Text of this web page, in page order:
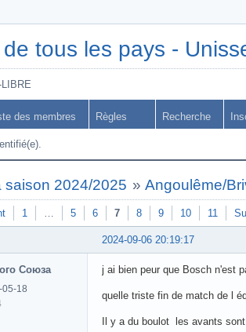
tous les pays -
des membres Règles Recherche
saison 2024/2025 »Angoulême/
1 … 5 6 7 8 9 10 11
2024-09-06 20:19:17
Союза
05-18
j ai bien peur que Bosch n'est
quelle triste fin de match de l
Il y a du boulot les avants